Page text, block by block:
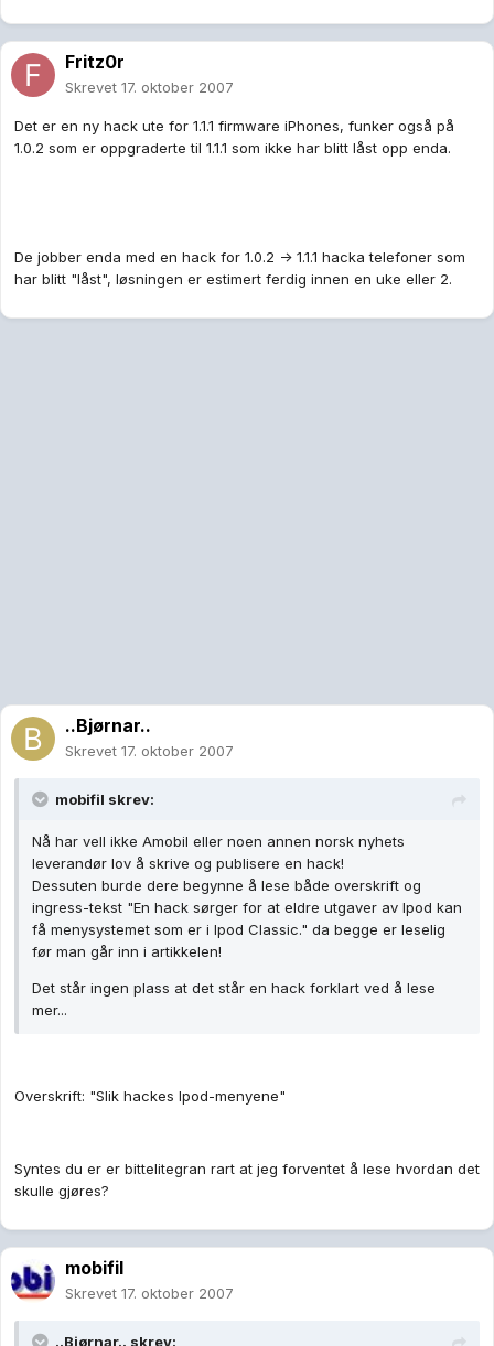
Fritz0r
Skrevet 17. oktober 2007
Det er en ny hack ute for 1.1.1 firmware iPhones, funker også på
1.0.2 som er oppgraderte til 1.1.1 som ikke har blitt låst opp enda.
De jobber enda med en hack for 1.0.2 -> 1.1.1 hacka telefoner som
har blitt "låst", løsningen er estimert ferdig innen en uke eller 2.
..Bjørnar..
Skrevet 17. oktober 2007
mobifil skrev:
Nå har vell ikke Amobil eller noen annen norsk nyhets
leverandør lov å skrive og publisere en hack!
Dessuten burde dere begynne å lese både overskrift og
ingress-tekst "En hack sørger for at eldre utgaver av Ipod kan
få menysystemet som er i Ipod Classic." da begge er leselig
før man går inn i artikkelen!
Det står ingen plass at det står en hack forklart ved å lese
mer...
Overskrift: "Slik hackes Ipod-menyene"
Syntes du er er bittelitegran rart at jeg forventet å lese hvordan det
skulle gjøres?
mobifil
Skrevet 17. oktober 2007
..Bjørnar.. skrev: